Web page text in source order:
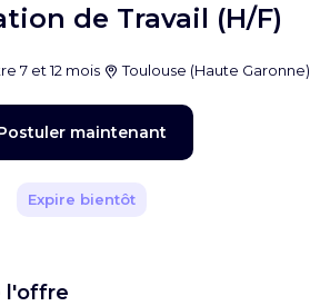
de Travail (H/F)
7 et 12 mois Toulouse (Haute Garonne)
maintenant
Expire bientôt
l'offre